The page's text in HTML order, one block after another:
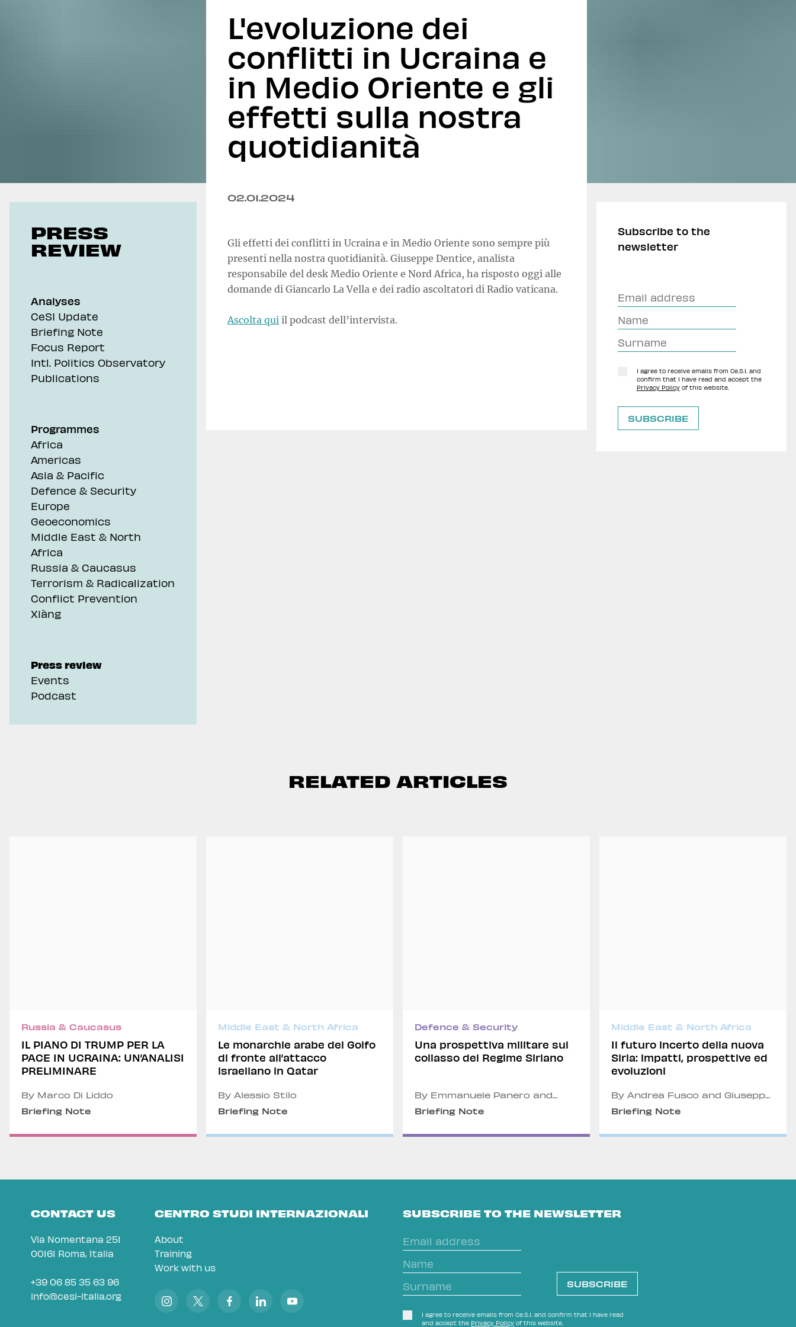
PRESS
REVIEW
Analyses
CeSI Update
Briefing Note
Focus Report
Intl. Politics Observatory
Publications
Programmes
Africa
Americas
Asia & Pacific
Defence & Security
Europe
Geoeconomics
Middle East & North
Africa
Russia & Caucasus
Terrorism & Radicalization
Conflict Prevention
Xiàng
Press review
Events
Podcast
L'evoluzione dei
conflitti in Ucraina e
in Medio Oriente e gli
effetti sulla nostra
quotidianità
02.01.2024
Gli effetti dei conflitti in Ucraina e in Medio Oriente sono sempre più
presenti nella nostra quotidianità. Giuseppe Dentice, analista
responsabile del desk Medio Oriente e Nord Africa, ha risposto oggi alle
domande di Giancarlo La Vella e dei radio ascoltatori di Radio vaticana.
Ascolta qui il podcast dell’intervista.
Subscribe to the
newsletter
I agree to receive emails from Ce.S.I. and
confirm that I have read and accept the
Privacy Policyof this website.
RELATED ARTICLES
Russia & Caucasus
IL PIANO DI TRUMP PER LA
PACE IN UCRAINA: UN’ANALISI
PRELIMINARE
By Marco Di Liddo
Briefing Note
Middle East & North Africa
Le monarchie arabe del Golfo
di fronte all’attacco
israeliano in Qatar
By Alessio Stilo
Briefing Note
Defence & Security
Una prospettiva militare sul
collasso del Regime Siriano
By Emmanuele Panero and
Briefing Note
Middle East & North Africa
Il futuro incerto della nuova
Siria: impatti, prospettive ed
evoluzioni
By Andrea Fusco and Giuseppe
Briefing Note
CONTACT US
Via Nomentana 251
00161 Roma, Italia
+39 06 85 35 63 96
info@cesi-italia.org
CENTRO STUDI INTERNAZIONALI
About
Training
Work with us
SUBSCRIBE TO THE NEWSLETTER
I agree to receive emails from Ce.S.I. and confirm that I have read
and accept the Privacy Policyof this website.